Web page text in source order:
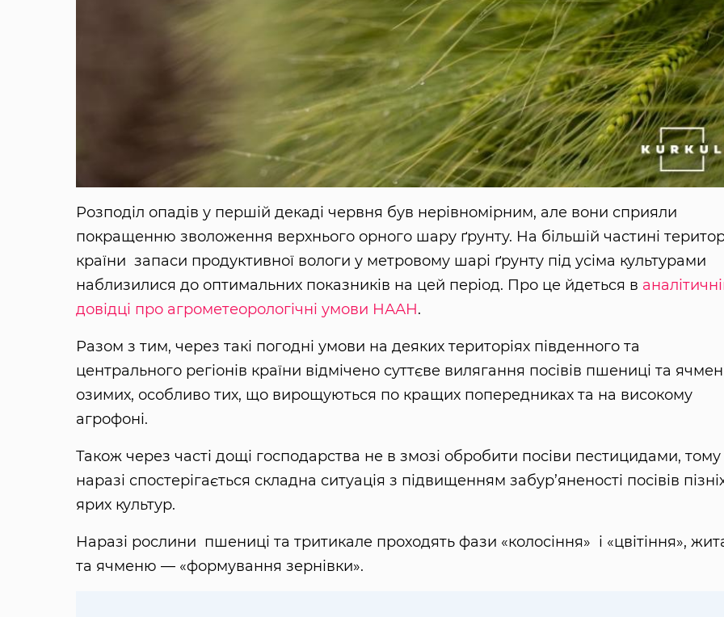
Розподіл опадів у першій декаді червня був нерівномірним, але вони сприяли
покращенню зволоження верхнього орного шару ґрунту. На більшій частині
країни запаси продуктивної вологи у метровому шарі ґрунту під усіма культурами
наблизилися до оптимальних показників на цей період. Про це йдеться в
довідці про агрометеорологічні умови НААН.
Разом з тим, через такі погодні умови на деяких територіях південного та
центрального регіонів країни відмічено суттєве вилягання посівів пшениці та
озимих, особливо тих, що вирощуються по кращих попередниках та на високому
агрофоні.
Також через часті дощі господарства не в змозі обробити посіви пестицидами, тому
наразі спостерігається складна ситуація з підвищенням забур’яненості посівів
ярих культур.
Наразі рослини пшениці та тритикале проходять фази «колосіння» і «цвітіння»,
та ячменю — «формування зернівки».